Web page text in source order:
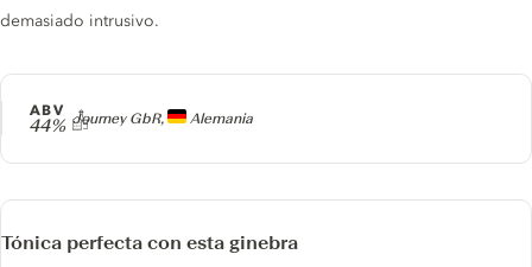
Producer
Journey GbR, Alemania
ABV
44%
demasiado intrusivo.
Tónica perfecta con esta ginebra